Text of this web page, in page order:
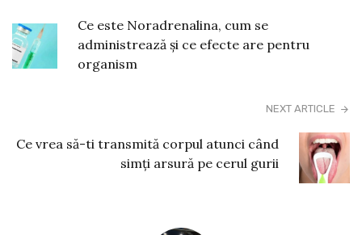
Ce este Noradrenalina, cum se
administrează și ce efecte are pentru
organism
NEXT ARTICLE
Ce vrea să-ti transmită corpul atunci când
simți arsură pe cerul gurii